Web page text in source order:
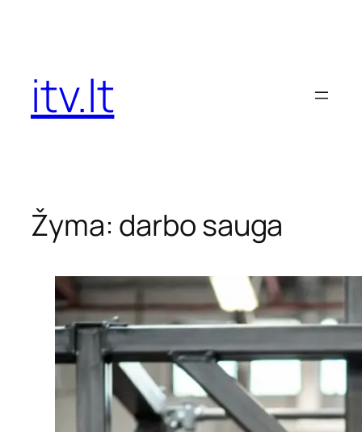
itv.lt
Žyma: darbo sauga